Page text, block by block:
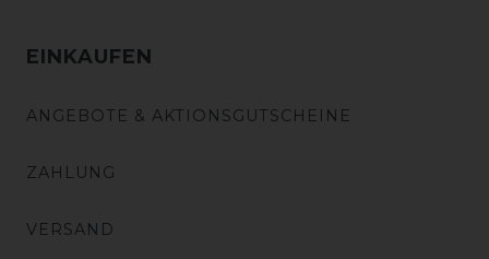
EINKAUFEN
ANGEBOTE & AKTIONSGUTSCHEINE
ZAHLUNG
VERSAND